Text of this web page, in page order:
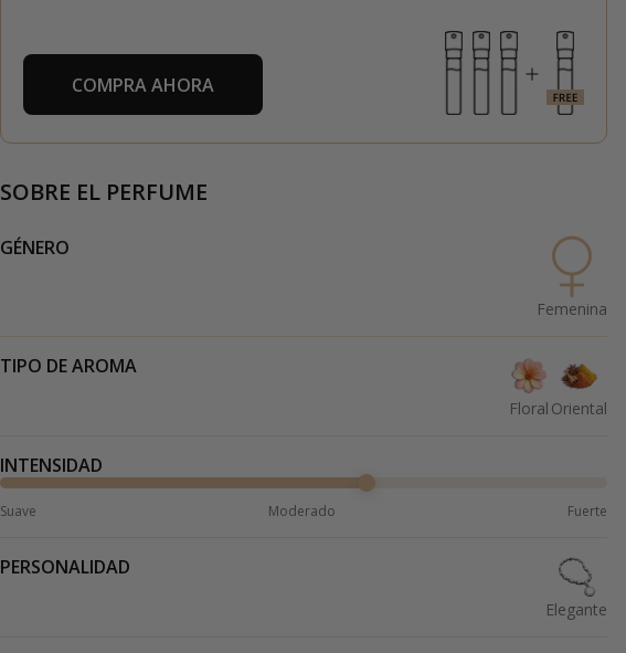
COMPRA AHORA
SOBRE EL PERFUME
GÉNERO
Femenina
TIPO DE AROMA
Floral Oriental
INTENSIDAD
Suave Moderado Fuerte
PERSONALIDAD
Elegante